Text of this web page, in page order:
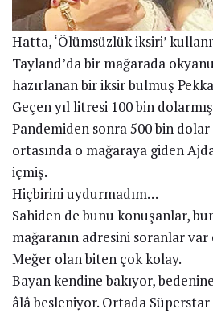
Hatta, ‘Ölümsüzlük iksiri’
Tayland’da bir mağarada
hazırlanan bir iksir bulmuş
Geçen yıl litresi 100 bin
Pandemiden sonra 500 bin
ortasında o mağaraya giden
içmiş.
Hiçbirini uydurmadım…
Sahiden de bunu konuşanlar,
mağaranın adresini soranlar
Meğer olan biten çok kolay.
Bayan kendine bakıyor,
âlâ besleniyor. Ortada